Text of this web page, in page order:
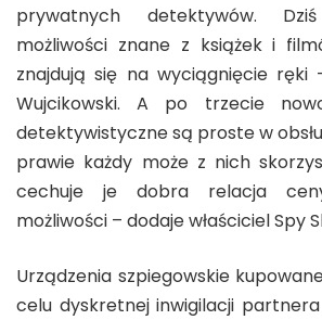
prywatnych detektywów.
możliwości znane z książek i
znajdują się na wyciągnięcie ręki
Wujcikowski. A po trzecie
detektywistyczne są proste w
prawie każdy może z nich
cechuje je dobra relacja
możliwości – dodaje właściciel Spy
Urządzenia szpiegowskie
celu dyskretnej inwigilacji